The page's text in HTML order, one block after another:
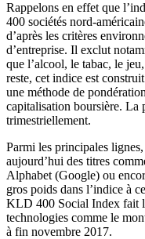
Rappelons en effet que
400 sociétés nord-
d’après les critères
d’entreprise. Il exclut
que l’alcool, le tabac, le
reste, cet indice est
une méthode de
capitalisation boursière. La
trimestriellement.
Parmi les principales
aujourd’hui des titres
Alphabet (Google) ou
gros poids dans l’indice à
KLD 400 Social Index fait
technologies comme le
à fin novembre 2017.